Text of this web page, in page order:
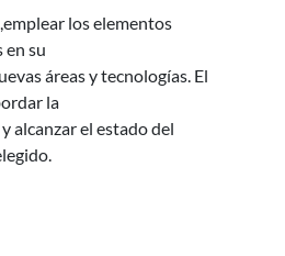
los elementos
su
áreas y tecnologías. El
la
alcanzar el estado del